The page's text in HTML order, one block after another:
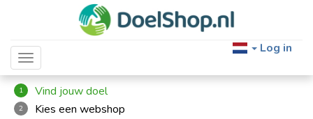
Toggle navigation
Log in
1 Vind jouw doel
2 Kies een webshop